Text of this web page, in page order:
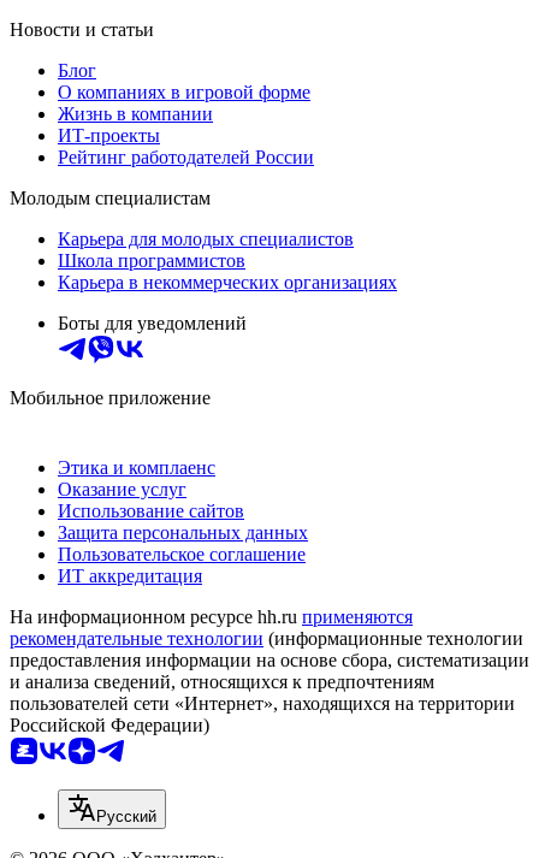
Новости и статьи
Блог
О компаниях в игровой форме
Жизнь в компании
ИТ-проекты
Рейтинг работодателей России
Молодым специалистам
Карьера для молодых специалистов
Школа программистов
Карьера в некоммерческих организациях
Боты для уведомлений
Мобильное приложение
Этика и комплаенс
Оказание услуг
Использование сайтов
Защита персональных данных
Пользовательское соглашение
ИТ аккредитация
На информационном ресурсе hh.ru применяются
рекомендательные технологии (информационные технологии
предоставления информации на основе сбора, систематизации
и анализа сведений, относящихся к предпочтениям
пользователей сети «Интернет», находящихся на территории
Российской Федерации)
Русский